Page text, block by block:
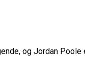
og Jordan Poole